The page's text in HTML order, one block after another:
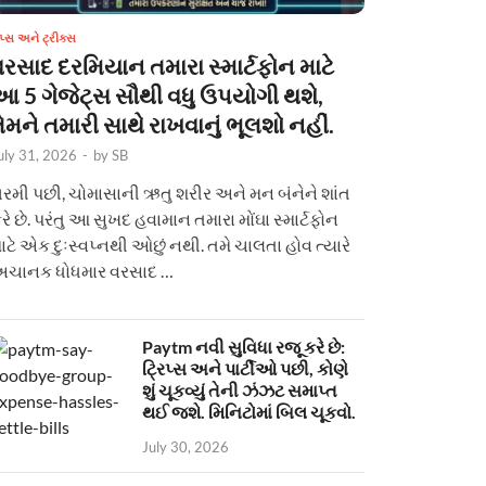
અને ટ્રીક્સ
દરમિયાન તમારા સ્માર્ટફોન માટે
5 ગેજેટ્સ સૌથી વધુ ઉપયોગી થશે,
તમારી સાથે રાખવાનું ભૂલશો નહીં.
31, 2026 - bySB
પછી, ચોમાસાની ઋતુ શરીર અને મન બંનેને શાંત
છે. પરંતુ આ સુખદ હવામાન તમારા મોંઘા સ્માર્ટફોન
એક દુઃસ્વપ્નથી ઓછું નથી. તમે ચાલતા હોવ ત્યારે
ધોધમાર વરસાદ …
Paytm નવી સુવિધા રજૂ કરે છે:
ટ્રિપ્સ અને પાર્ટીઓ પછી, કોણે
શું ચૂકવ્યું તેની ઝંઝટ સમાપ્ત
થઈ જશે. મિનિટોમાં બિલ ચૂકવો.
July 30, 2026